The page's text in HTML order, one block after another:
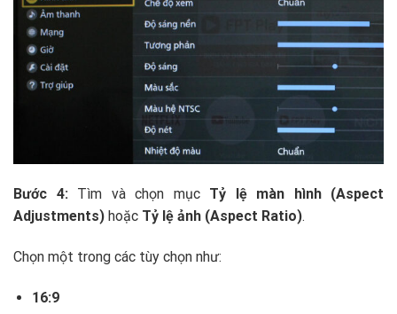
Bước 4:Tìm và chọn mục Tỷ lệ màn hình (Aspect
Adjustments) hoặc Tỷ lệ ảnh (Aspect Ratio).
Chọn một trong các tùy chọn như:
16:9